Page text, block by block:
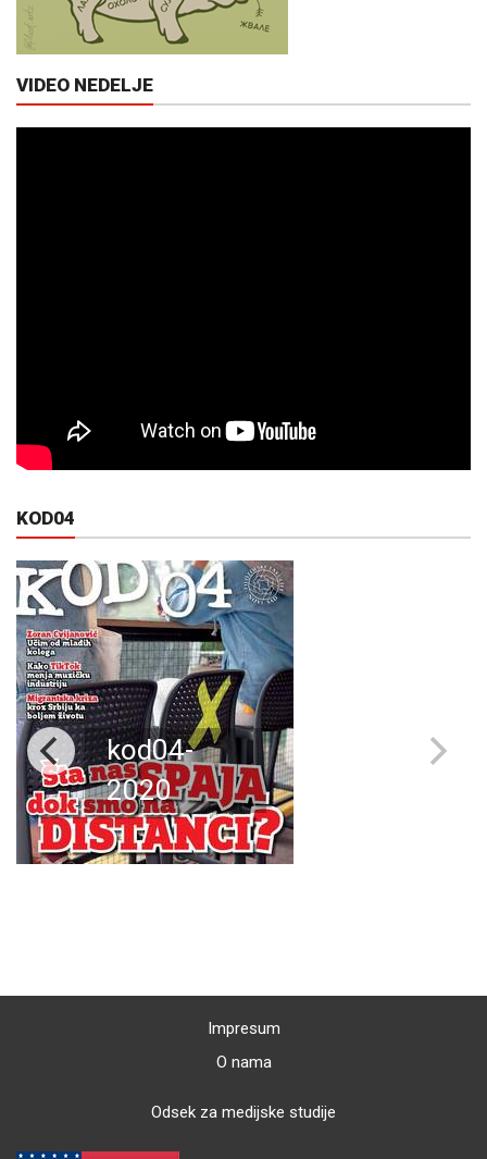
VIDEO NEDELJE
KOD04
kod04-
2020
Impresum
O nama
Odsek za medijske studije